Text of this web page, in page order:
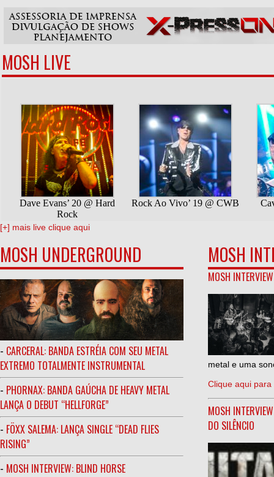
MOSH LIVE
[+] mais live clique aqui
MOSH UNDERGROUND
- CARCERAL: BANDA ESTRÉIA COM SEU METAL
EXTREMO TOTALMENTE INSTRUMENTAL
- PHORNAX: BANDA GAÚCHA DE HEAVY METAL
LANÇA O DEBUT “HELLFORGE”
- FÖXX SALEMA: LANÇA SINGLE “DEAD FLIES
RISING”
- MOSH INTERVIEW: BLIND HORSE
MOSH
MOSH
metal e uma
Clique aqui para
MOSH
DO SILÊNCIO